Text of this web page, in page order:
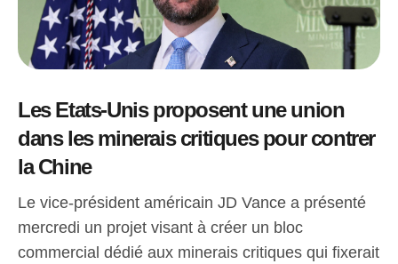
Les Etats-Unis proposent une union
dans les minerais critiques pour contrer
la Chine
Le vice-président américain JD Vance a présenté
mercredi un projet visant à créer un bloc
commercial dédié aux minerais critiques qui fixerait